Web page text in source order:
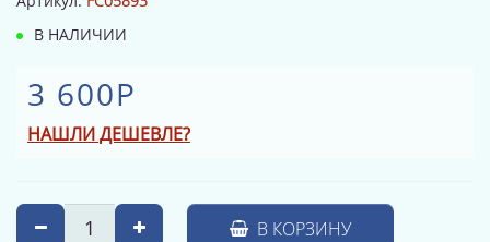
В НАЛИЧИИ
3 600Р
НАШЛИ ДЕШЕВЛЕ?
В КОРЗИНУ